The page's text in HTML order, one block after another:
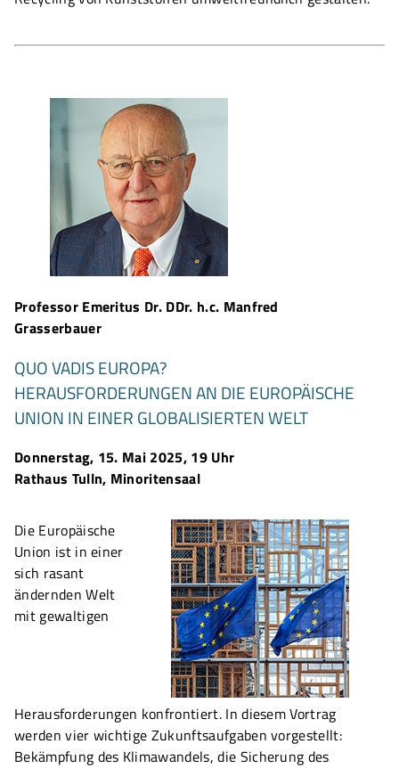
Professor Emeritus Dr. DDr. h.c. Manfred
Grasserbauer
QUO VADIS EUROPA?
HERAUSFORDERUNGEN AN DIE EUROPÄISCHE
UNION IN EINER GLOBALISIERTEN WELT
Donnerstag, 15. Mai 2025, 19 Uhr
Rathaus Tulln, Minoritensaal
Die Europäische
Union ist in einer
sich rasant
ändernden Welt
mit gewaltigen
Herausforderungen konfrontiert. In diesem Vortrag
werden vier wichtige Zukunftsaufgaben vorgestellt:
Bekämpfung des Klimawandels, die Sicherung des